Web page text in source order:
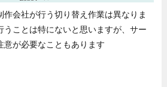
作会社が行う切り替え作業は異なりま
うことは特にないと思いますが、サー
意が必要なこともあります